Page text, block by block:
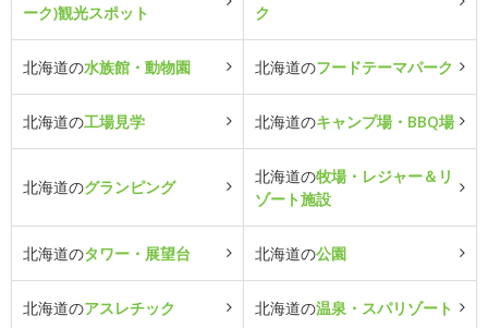
ーク)観光スポット
ク
北海道の水族館・動物園 北海道のフードテーマパーク
北海道の工場見学 北海道のキャンプ場・BBQ場
北海道のグランピング
北海道の牧場・レジャー＆リ
ゾート施設
北海道のタワー・展望台 北海道の公園
北海道のアスレチック 北海道の温泉・スパリゾート